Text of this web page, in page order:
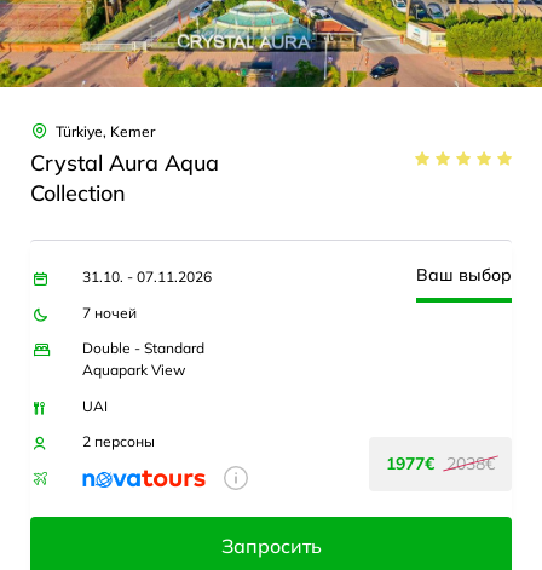
Türkiye, Kemer
Crystal Aura Aqua
Collection
31.10. - 07.11.2026
7 ночей
Double - Standard
Aquapark View
UAI
2 персоны
Ваш выбор
1977€ 2038€
Запросить